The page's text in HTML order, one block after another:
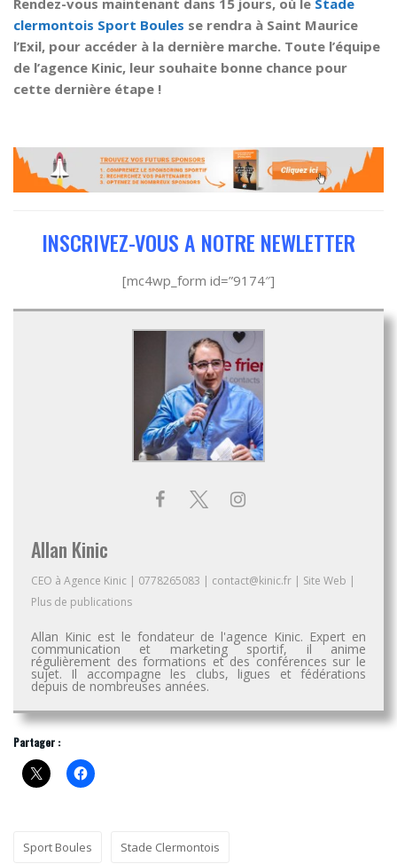
clermontois Sport Boules se rendra à Saint Maurice
l’Exil, pour accéder à la dernière marche. Toute l’équipe
de l’agence Kinic, leur souhaite bonne chance pour
cette dernière étape !
INSCRIVEZ-VOUS A NOTRE NEWLETTER
[mc4wp_form id=”9174″]
Allan Kinic
CEO à Agence Kinic | 0778265083 | contact@kinic.fr | Site Web |
Plus de publications
Allan Kinic est le fondateur de l'agence Kinic. Expert en
communication et marketing sportif, il anime
régulièrement des formations et des conférences sur le
sujet. Il accompagne les clubs, ligues et fédérations
depuis de nombreuses années.
Partager :
Sport Boules Stade Clermontois